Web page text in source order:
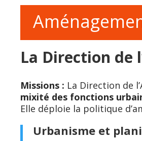
La Direction de
Missions : La Direction de
mixité des fonctions
Elle déploie la politique
Urbanisme et